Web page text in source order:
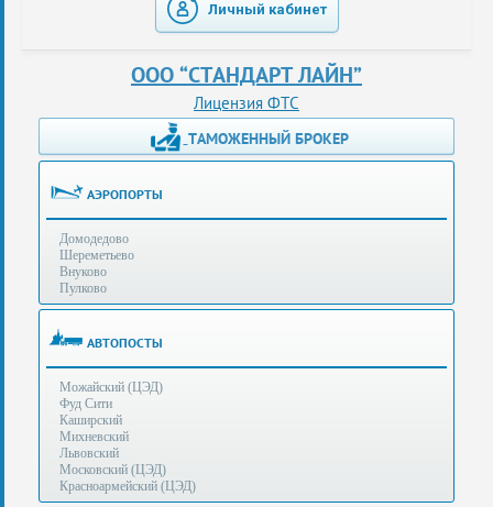
Получение
ЭЦП
за
сутки
услуги
Опыт
оформления
рекомендует
Таможенные
процедуры
(особенности):
Личный кабинет
ООО “СТАНДАРТ ЛАЙН”
Лицензия ФТС
ТАМОЖЕННЫЙ БРОКЕР
АЭРОПОРТЫ
Домодедово
Шереметьево
Внуково
Пулково
АВТОПОСТЫ
Можайский (ЦЭД)
Фуд Сити
Каширский
Михневский
Львовский
Московский (ЦЭД)
Красноармейский (ЦЭД)